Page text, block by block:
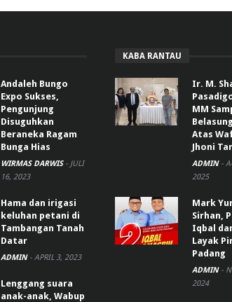
Andaleh Bungo
Expo Sukses,
Pengunjung
Disuguhkan
Beraneka Ragam
Bunga Hias
WIRMAS DARWIS - JULI
16, 2023
Hama dan irigasi
keluhan petani di
Tambangan Tanah
Datar
ADMIN - APRIL 3, 2023
Lenggang suara
anak-anak, Wabup
KABA RANTAU
Ir. M.
MM
Atas
Jhoni
ADMIN -
2025
Mark
Sirhan,
Iqbal
Layak
Padang
ADMIN -
2024